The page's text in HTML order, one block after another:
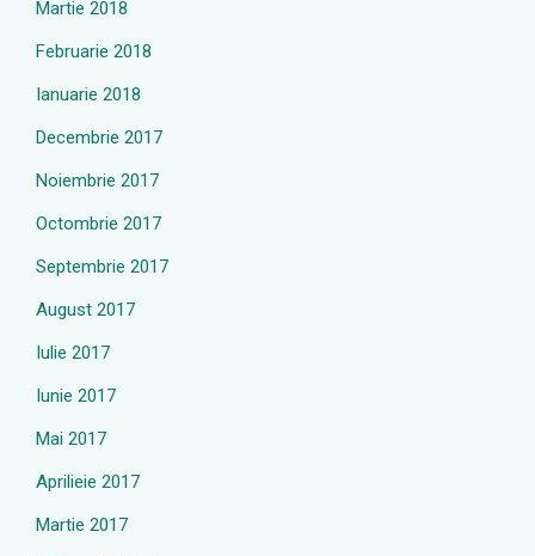
Martie 2018
Februarie 2018
Ianuarie 2018
Decembrie 2017
Noiembrie 2017
Octombrie 2017
Septembrie 2017
August 2017
Iulie 2017
Iunie 2017
Mai 2017
Aprilieie 2017
Martie 2017